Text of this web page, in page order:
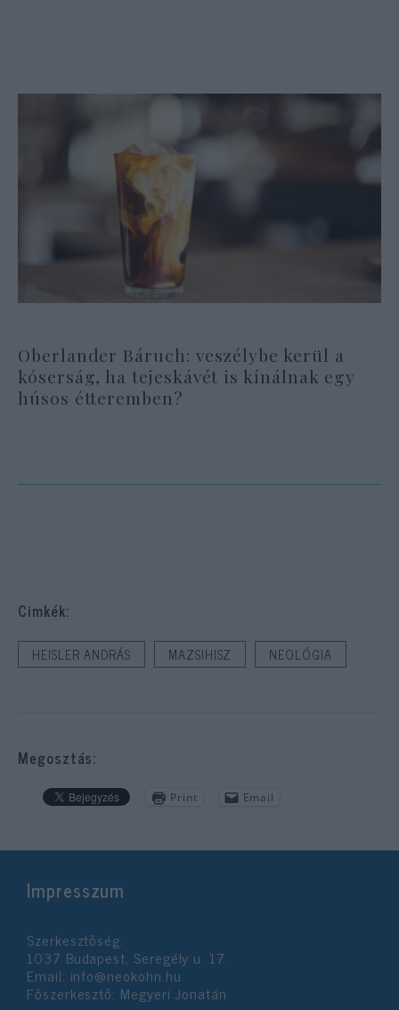
Oberlander Báruch: veszélybe kerül a
kóserság, ha tejeskávét is kínálnak egy
húsos étteremben?
Cimkék:
HEISLER ANDRÁS MAZSIHISZ NEOLÓGIA
Megosztás:
Print Email
Impresszum
Szerkesztőség:
1037 Budapest, Seregély u. 17.
Email: info@neokohn.hu
Főszerkesztő: Megyeri Jonatán